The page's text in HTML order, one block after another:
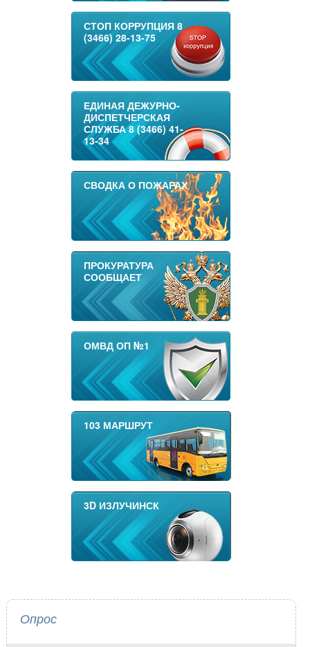
СТОП КОРРУПЦИЯ 8
(3466) 28-13-75
ЕДИНАЯ ДЕЖУРНО-
ДИСПЕТЧЕРСКАЯ
СЛУЖБА 8 (3466) 41-
13-34
СВОДКА О ПОЖАРАХ
ПРОКУРАТУРА
СООБЩАЕТ
ОМВД ОП №1
103 МАРШРУТ
3D ИЗЛУЧИНСК
Опрос